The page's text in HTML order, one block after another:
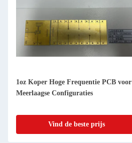
1oz Koper Hoge Frequentie PCB voor
Meerlaagse Configuraties
Vind de beste prijs